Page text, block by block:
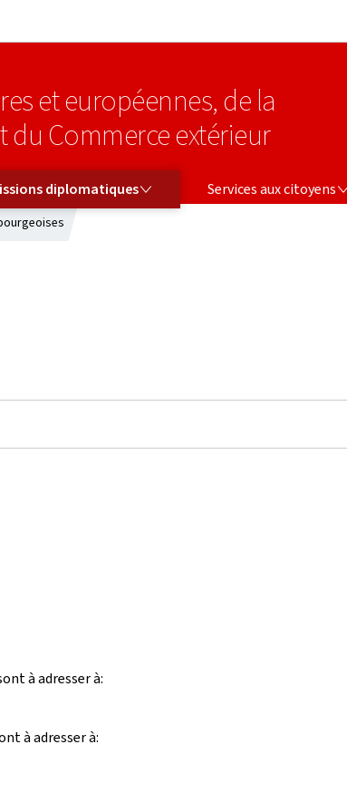
et européennes, de la
du Commerce extérieur
diplomatiques Services aux citoyens
à adresser à:
à adresser à: